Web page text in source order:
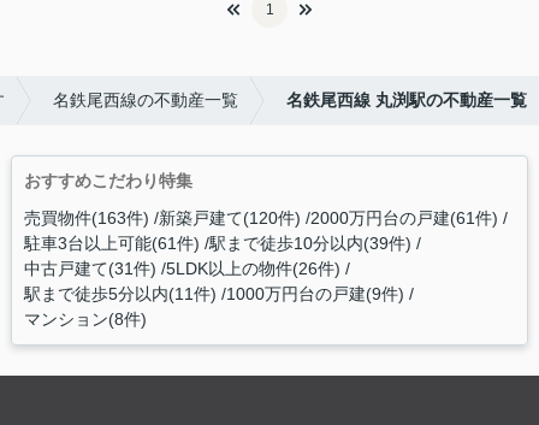
1
名鉄尾西線の不動産一覧 名鉄尾西線 丸渕駅の不動産一覧
おすすめこだわり特集
売買物件(163件) 新築戸建て(120件) 2000万円台の戸建(61件)
駐車3台以上可能(61件) 駅まで徒歩10分以内(39件)
中古戸建て(31件) 5LDK以上の物件(26件)
駅まで徒歩5分以内(11件) 1000万円台の戸建(9件)
マンション(8件)